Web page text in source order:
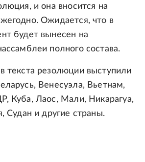
и она вносится на
Ожидается, что в
будет вынесен на
полного состава.
текста резолюции выступили
Венесуэла, Вьетнам,
Куба, Лаос, Мали, Никарагуа,
Судан и другие страны.